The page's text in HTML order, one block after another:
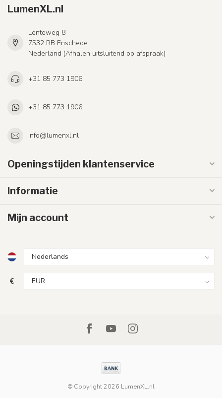
LumenXL.nl
Lenteweg 8
7532 RB Enschede
Nederland (Afhalen uitsluitend op afspraak)
+31 85 773 1906
+31 85 773 1906
info@lumenxl.nl
Openingstijden klantenservice
Informatie
Mijn account
€
© Copyright 2026 LumenXL.nl